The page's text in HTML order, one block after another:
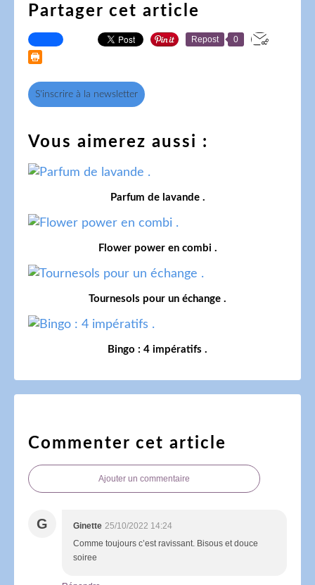
Partager cet article
Repost 0
S'inscrire à la newsletter
Vous aimerez aussi :
Parfum de lavande .
Flower power en combi .
Tournesols pour un échange .
Bingo : 4 impératifs .
Commenter cet article
Ajouter un commentaire
G Ginette 25/10/2022 14:24
Comme toujours c’est ravissant. Bisous et douce
soiree